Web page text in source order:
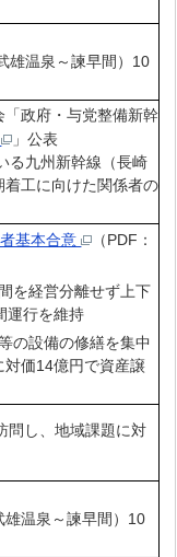
温泉～諫早間）10
政府・与党整備新幹
」公表
九州新幹線（長崎
着工に向けた関係者の
基本合意
（PDF：
経営分離せず上下
運行を維持
設備の修繕を集中
対価14億円で資産譲
問し、地域課題に対
温泉～諫早間）10